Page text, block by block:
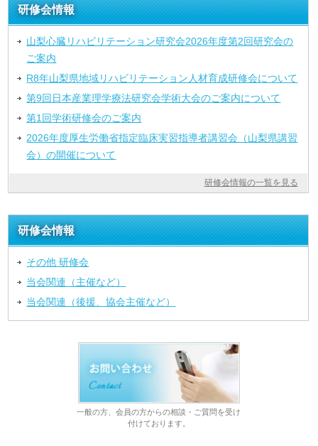
研修会情報
山梨心臓リハビリテーション研究会2026年度第2回研究会の
ご案内
R8年山梨県地域リハビリテーション人材育成研修会について
第9回日本産業理学療法研究会学術大会のご案内について
第1回学術研修会のご案内
2026年度厚生労働省指定臨床実習指導者講習会（山梨県講習
会）の開催について
研修会情報の一覧を見る
研修会情報
その他 研修会
当会関連（主催など）
当会関連（後援、協会主催など）
一般の方、会員の方からの相談・ご質問を受け
付けております。